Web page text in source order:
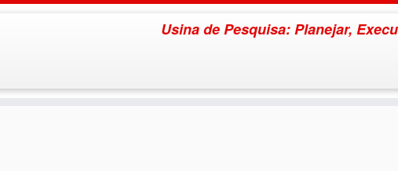
Usina de Pesquisa: Planejar,